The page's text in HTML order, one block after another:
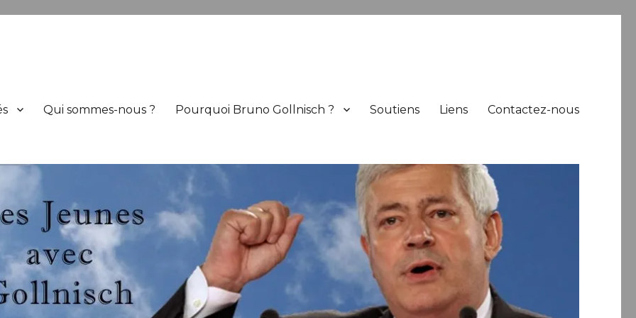
Qui sommes-nous ? Pourquoi Bruno Gollnisch ? Soutiens Liens Contactez-nous